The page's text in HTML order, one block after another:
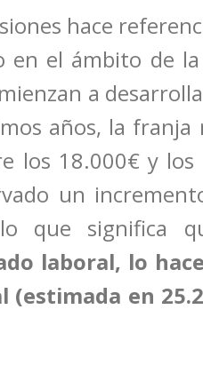
hace
en el ámbito de
a
años, la
los 18.000€ y
un
lo que significa
laboral, lo
(estimada en